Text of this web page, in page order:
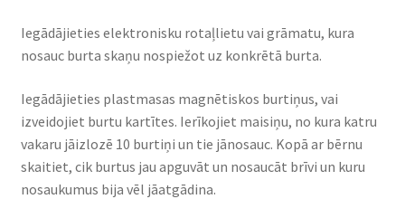
Iegādājieties elektronisku rotaļlietu vai grāmatu, kura
nosauc burta skaņu nospiežot uz konkrētā burta.
Iegādājieties plastmasas magnētiskos burtiņus, vai
izveidojiet burtu kartītes. Ierīkojiet maisiņu, no kura katru
vakaru jāizlozē 10 burtiņi un tie jānosauc. Kopā ar bērnu
skaitiet, cik burtus jau apguvāt un nosaucāt brīvi un kuru
nosaukumus bija vēl jāatgādina.